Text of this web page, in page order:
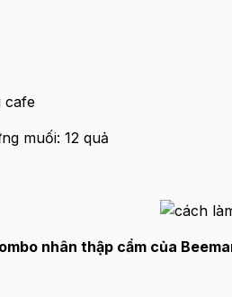
cafe
muối: 12 quả
nhân thập cẩm của